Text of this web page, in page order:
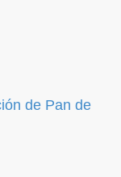
de Pan de